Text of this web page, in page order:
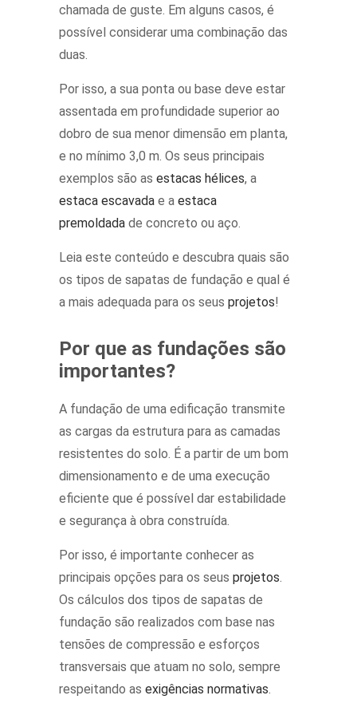
chamada de guste. Em alguns casos, é
possível considerar uma combinação das
duas.
Por isso, a sua ponta ou base deve estar
assentada em profundidade superior ao
dobro de sua menor dimensão em planta,
e no mínimo 3,0 m. Os seus principais
exemplos são as estacas hélices, a
estaca escavada e a estaca
premoldada de concreto ou aço.
Leia este conteúdo e descubra quais são
os tipos de sapatas de fundação e qual é
a mais adequada para os seus projetos!
Por que as fundações são
importantes?
A fundação de uma edificação transmite
as cargas da estrutura para as camadas
resistentes do solo. É a partir de um bom
dimensionamento e de uma execução
eficiente que é possível dar estabilidade
e segurança à obra construída.
Por isso, é importante conhecer as
principais opções para os seus projetos.
Os cálculos dos tipos de sapatas de
fundação são realizados com base nas
tensões de compressão e esforços
transversais que atuam no solo, sempre
respeitando as exigências normativas.